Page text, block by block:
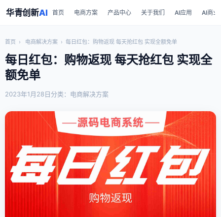
华青创新AI 首页 电商方案 产品中心 关于我们 AI应用 AI商业
首页 › 电商解决方案 › 每日红包：购物返现 每天抢红包 实现全额免单
每日红包：购物返现 每天抢红包 实现全
额免单
2023年1月28日分类：电商解决方案